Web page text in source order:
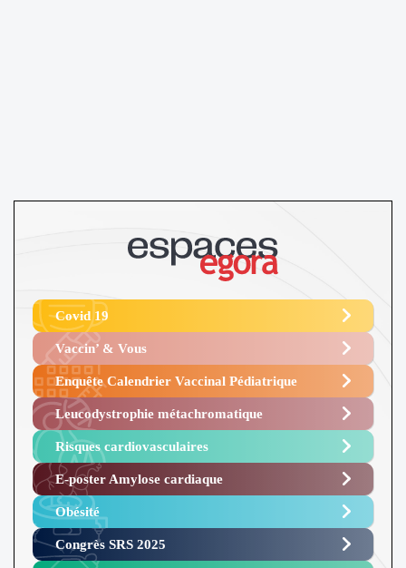
Covid 19
Vaccin’ & Vous
Enquête Calendrier Vaccinal Pédiatrique
Leucodystrophie métachromatique
Risques cardiovasculaires
E-poster Amylose cardiaque ​
Obésité ​
Congrès SRS 2025 ​